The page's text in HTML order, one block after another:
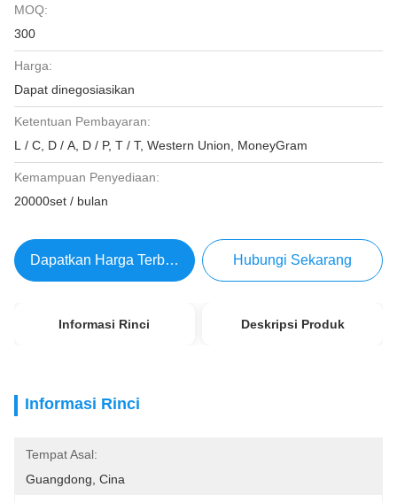
MOQ:
300
Harga:
Dapat dinegosiasikan
Ketentuan Pembayaran:
L / C, D / A, D / P, T / T, Western Union, MoneyGram
Kemampuan Penyediaan:
20000set / bulan
Dapatkan Harga Terbaik Hubungi Sekarang
Informasi Rinci Deskripsi Produk
Informasi Rinci
Tempat Asal:
Guangdong, Cina